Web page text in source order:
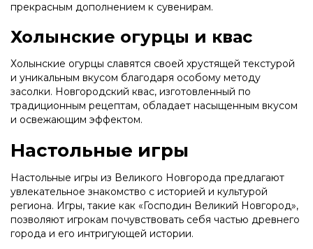
прекрасным дополнением к сувенирам.
Холынские огурцы и квас
Холынские огурцы славятся своей хрустящей текстурой
и уникальным вкусом благодаря особому методу
засолки. Новгородский квас, изготовленный по
традиционным рецептам, обладает насыщенным вкусом
и освежающим эффектом.
Настольные игры
Настольные игры из Великого Новгорода предлагают
увлекательное знакомство с историей и культурой
региона. Игры, такие как «Господин Великий Новгород»,
позволяют игрокам почувствовать себя частью древнего
города и его интригующей истории.